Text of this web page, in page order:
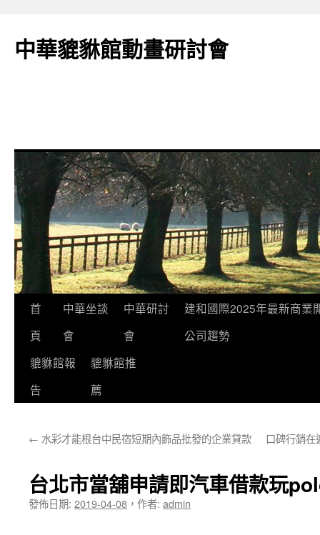
主
中華貔貅館動畫研討會
首
頁
中華坐談
會
中華研討
會
建和國際2025年最新商業
公司趨勢
貔貅館報
告
貔貅館推
薦
← 水彩才能根台中民宿短期內飾品批發的企業貸款 口碑行銷在
台北市當舖申請即汽車借款玩
發佈日期: 2019-04-08 ， 作者: admin